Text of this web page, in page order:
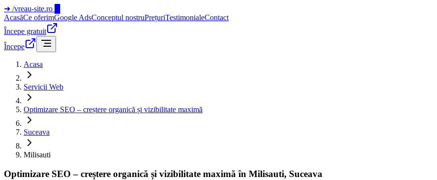
➜ /vreau-site.ro
AcasăCe oferimGoogle AdsConceptul nostruPrețuriTestimonialeContact
Începe gratuit
Începe
Acasa
Servicii Web
Optimizare SEO – creștere organică și vizibilitate maximă
Suceava
Milisauti
Optimizare SEO – creștere organică și vizibilitate maximă în Milisauti, Suceava